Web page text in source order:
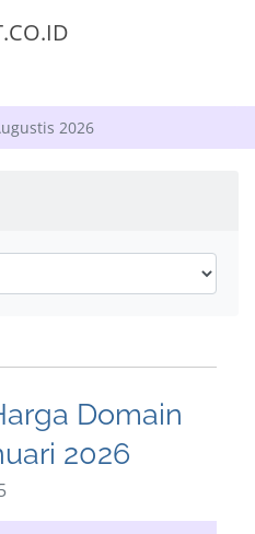
2026
Domain
2026